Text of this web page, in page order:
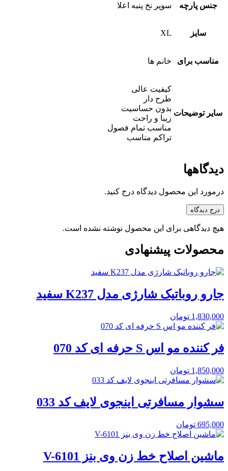
جنس پارچه سوپر نخ پنبه اعلا
سایز XL
مناسب برای خانم ها
سایر توضیحات
کیفیت عالی
طرح دار
بدون حساسیت
زیبا و راحت
مناسب تمام فصول
تراکم مناسب
دیدگاهها
درمورد این محصول دیدگاه درج کنید.
درج دیدگاه
هیچ دیدگاهی برای این محصول نوشته نشده است.
محصولات پیشنهادی
جارو روباتیک شارژی مدل K237 سفید
1,830,000 تومان
فر کننده مو اس S حرفه ای کد 070
1,850,000 تومان
سشوار مسافرتی اینجوی لایف کد 033
695,000 تومان
ماشین اصلاح خط زن وی بنز V-6101